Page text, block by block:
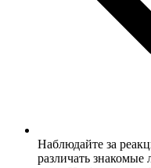
Наблюдайте за
различать